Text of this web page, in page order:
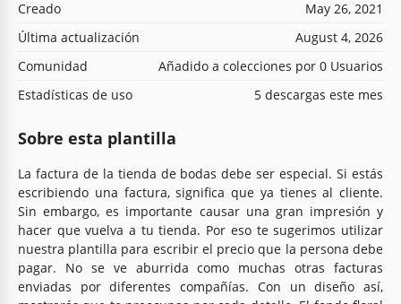
Creado
May 26, 2021
Última actualización
August 4, 2026
Comunidad
Añadido a colecciones por 0 Usuarios
Estadísticas de uso
5 descargas este mes
Sobre esta plantilla
La factura de la tienda de bodas debe ser especial. Si estás
escribiendo una factura, significa que ya tienes al cliente.
Sin embargo, es importante causar una gran impresión y
hacer que vuelva a tu tienda. Por eso te sugerimos utilizar
nuestra plantilla para escribir el precio que la persona debe
pagar. No se ve aburrida como muchas otras facturas
enviadas por diferentes compañías. Con un diseño así,